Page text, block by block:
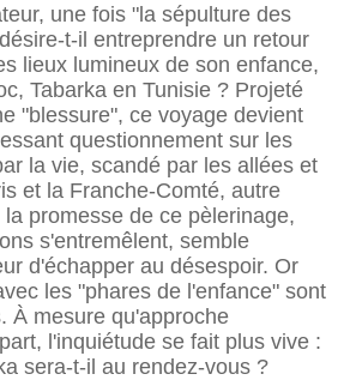
une fois "la sépulture des
t-il entreprendre un retour
lieux lumineux de son enfance,
Tabarka en Tunisie ? Projeté
"blessure", ce voyage devient
questionnement sur les
la vie, scandé par les allées et
et la Franche-Comté, autre
promesse de ce pèlerinage,
s'entremêlent, semble
d'échapper au désespoir. Or
les "phares de l'enfance" sont
À mesure qu'approche
l'inquiétude se fait plus vive :
sera-t-il au rendez-vous ?